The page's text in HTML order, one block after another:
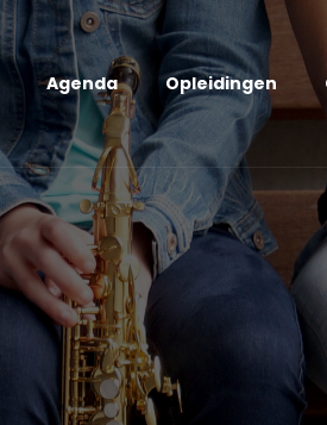
Agenda Opleidingen